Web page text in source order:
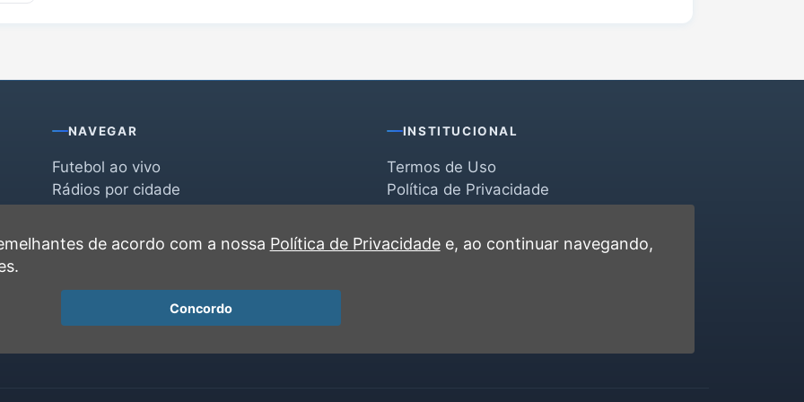
NAVEGAR
Futebol ao vivo
Rádios por cidade
Favoritas
INSTITUCIONAL
Termos de Uso
Política de Privacidade
Contato
de acordo com a nossa Política de Privacidadee, ao continuar navegando,
Concordo